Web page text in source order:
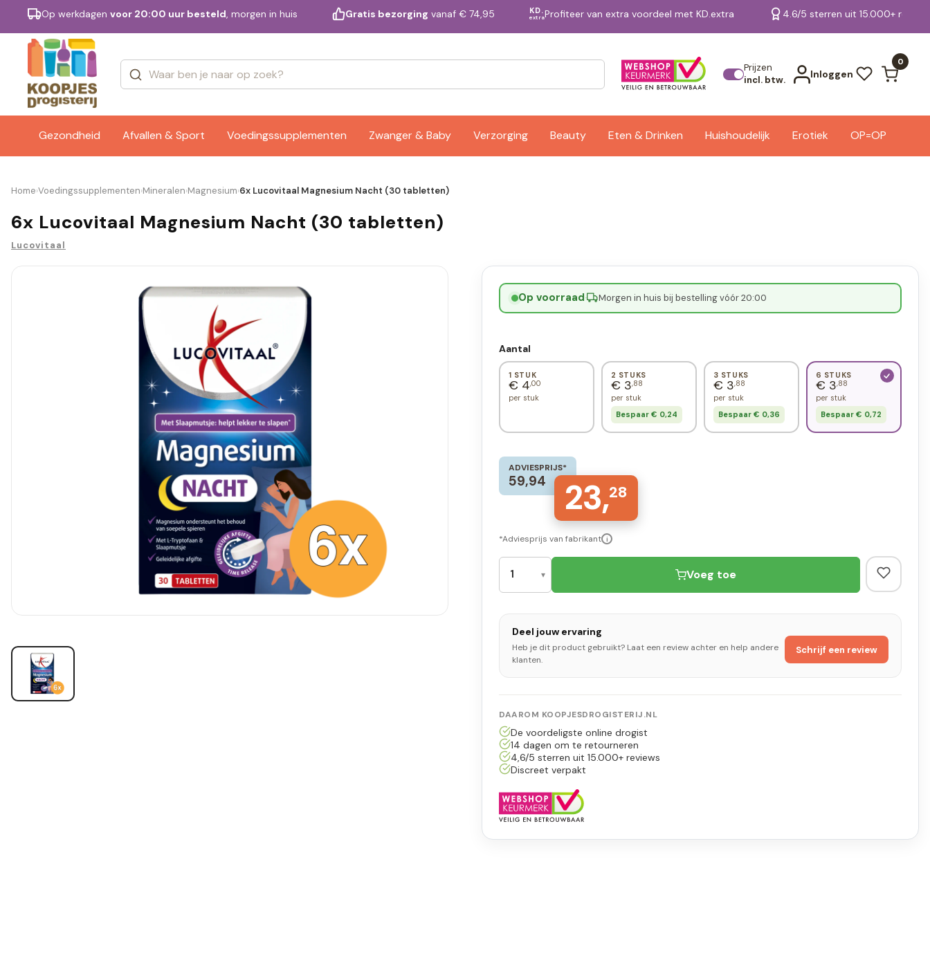
Op werkdagen voor 20:00 uur besteld, morgen in huis Gratis bezorging vanaf € 74,95 KD.
extraProfiteer van extra voordeel met KD.extra 4.6/5 sterren uit 15.000+
Prijzen
incl. btw.
Inloggen
0
Gezondheid Afvallen & Sport Voedingssupplementen Zwanger & Baby Verzorging Beauty Eten & Drinken Huishoudelijk Erotiek OP=OP
Merken Bekijk alle resultaten
Home›Voedingssupplementen›Mineralen›Magnesium›6x Lucovitaal Magnesium Nacht (30 tabletten)
6x Lucovitaal Magnesium Nacht (30 tabletten)
Lucovitaal
Op voorraad· Morgen in huis bij bestelling vóór 20:00
Aantal
1 STUK
€ 4,00
per stuk
2 STUKS
€ 3,88
per stuk
Bespaar € 0,24
3 STUKS
€ 3,88
per stuk
Bespaar € 0,36
6 STUKS
€ 3,88
per stuk
Bespaar € 0,72
ADVIESPRIJS*
59,94 23,28
*Adviesprijs van fabrikant i
Voeg toe
Deel jouw ervaring
Heb je dit product gebruikt? Laat een review achter en help andere
klanten.
Schrijf een review
DAAROM KOOPJESDROGISTERIJ.NL
De voordeligste online drogist
14 dagen om te retourneren
4,6/5 sterren uit 15.000+ reviews
Discreet verpakt